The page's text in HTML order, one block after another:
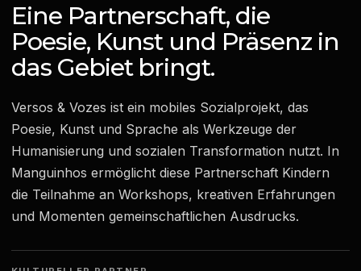
Eine Partnerschaft, die
Poesie, Kunst und Präsenz in
das Gebiet bringt.
Versos & Vozes ist ein mobiles Sozialprojekt, das
Poesie, Kunst und Sprache als Werkzeuge der
Humanisierung und sozialen Transformation nutzt. In
Manguinhos ermöglicht diese Partnerschaft Kindern
die Teilnahme an Workshops, kreativen Erfahrungen
und Momenten gemeinschaftlichen Ausdrucks.